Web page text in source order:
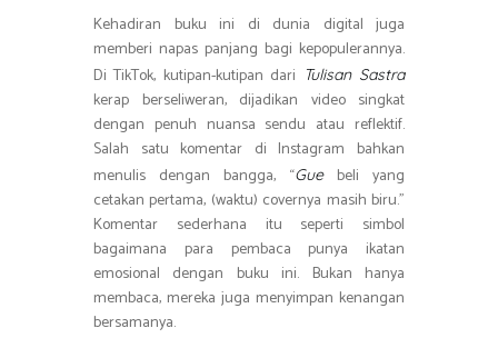
Kehadiran buku ini di dunia digital juga
memberi napas panjang bagi kepopulerannya.
Di TikTok, kutipan-kutipan dari
Tulisan Sastra
kerap berseliweran, dijadikan video singkat
dengan penuh nuansa sendu atau reflektif.
Salah satu komentar di Instagram bahkan
menulis dengan bangga, “Guebeli yang
cetakan pertama, (waktu) covernya masih biru.”
Komentar sederhana itu seperti simbol
bagaimana para pembaca punya ikatan
emosional dengan buku ini. Bukan hanya
membaca, mereka juga menyimpan kenangan
bersamanya.